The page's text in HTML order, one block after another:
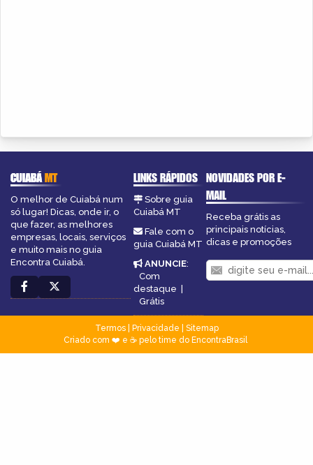
CUIABÁMT
O melhor de Cuiabá num
só lugar! Dicas, onde ir, o
que fazer, as melhores
empresas, locais, serviços
e muito mais no guia
Encontra Cuiabá.
LINKS RÁPIDOS
Sobre guia
Cuiabá MT
Fale com o
guia Cuiabá MT
ANUNCIE:
Com
destaque |
Grátis
NOVIDADES POR E-
MAIL
Receba grátis as
principais notícias,
dicas e promoções
Termos| Privacidade
Sitemap
Criado com ❤️ e ☕ pelo time do EncontraBrasil